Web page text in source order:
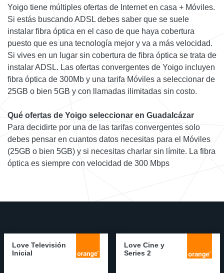
Yoigo tiene múltiples ofertas de Internet en casa + Móviles.
Si estás buscando ADSL debes saber que se suele
instalar fibra óptica en el caso de que haya cobertura
puesto que es una tecnología mejor y va a más velocidad.
Si vives en un lugar sin cobertura de fibra óptica se trata de
instalar ADSL. Las ofertas convergentes de Yoigo incluyen
fibra óptica de 300Mb y una tarifa Móviles a seleccionar de
25GB o bien 5GB y con llamadas ilimitadas sin costo.
Qué ofertas de Yoigo seleccionar en Guadalcázar
Para decidirte por una de las tarifas convergentes solo
debes pensar en cuantos datos necesitas para el Móviles
(25GB o bien 5GB) y si necesitas charlar sin límite. La fibra
óptica es siempre con velocidad de 300 Mbps
Love Televisión
Inicial
Love Cine y
Series 2